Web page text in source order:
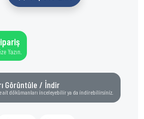
Yazın.
Görüntüle / İndir
ait dökümanları inceleyebilir ya da indirebilirsiniz.